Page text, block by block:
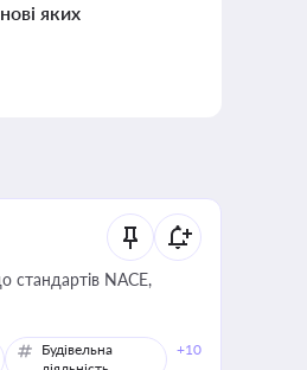
яких
стандартів NACE,
Будівельна
+10